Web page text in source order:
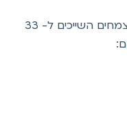
בפארק נשתלו עד עתה כ-100 מיני צמחים השייכים ל- 33